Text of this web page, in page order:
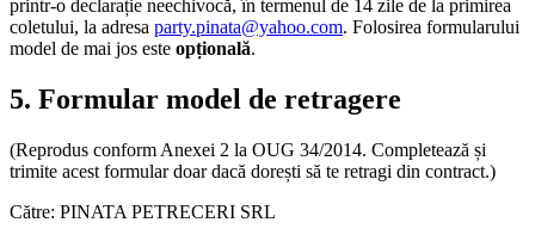
printr-o declarație neechivocă, în termenul de 14 zile de la primirea
coletului, la adresa party.pinata@yahoo.com. Folosirea formularului
model de mai jos este opțională.
5. Formular model de retragere
(Reprodus conform Anexei 2 la OUG 34/2014. Completează și
trimite acest formular doar dacă dorești să te retragi din contract.)
Către: PINATA PETRECERI SRL